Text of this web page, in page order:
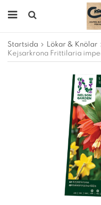
Startsida Lökar & Knölar
Kejsarkrona Frittilaria